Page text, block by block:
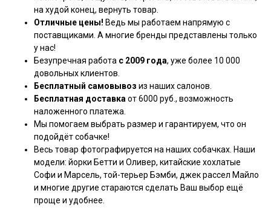
на худой конец, вернуть товар.
Отличные цены! Ведь мы работаем напрямую с
поставщиками. А многие бренды представлены только
у нас!
Безупречная работа с 2009 года, уже более 10 000
довольных клиентов.
Бесплатный самовывоз из наших салонов.
Бесплатная доставка от 6000 руб., возможность
наложенного платежа.
Мы помогаем выбрать размер и гарантируем, что он
подойдёт собачке!
Весь товар фотографируется на наших собачках. Наши
модели: йорки Бетти и Оливер, китайские хохлатые
Софи и Марсель, той-терьер Бэмби, джек рассел Майло
и многие другие стараются сделать Ваш выбор ещё
проще и удобнее.